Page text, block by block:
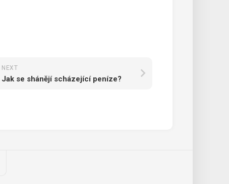
NEXT
Jak se shánějí scházející peníze?